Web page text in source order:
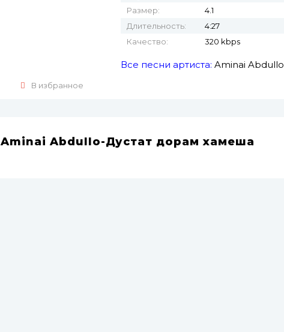
В избранное
Размер:
4.1
Длительность:
4:27
Качество:
320 kbps
Все песни артиста: Aminai Abdullo
Aminai Abdullo-Дустат дорам хамеша